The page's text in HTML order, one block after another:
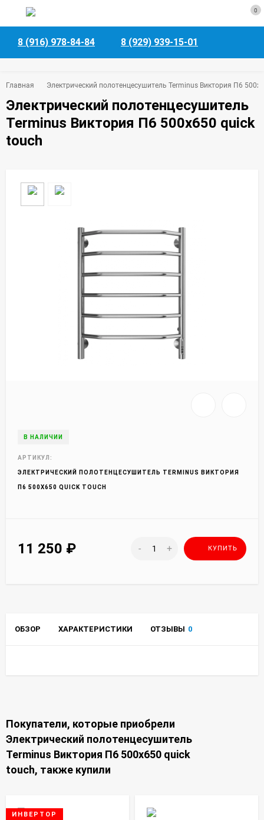
0
8 (916) 978-84-84 8 (929) 939-15-01
Главная Электрический полотенцесушитель Terminus Виктория П6
Электрический полотенцесушитель
Terminus Виктория П6 500х650 quick
touch
В НАЛИЧИИ
АРТИКУЛ:
ЭЛЕКТРИЧЕСКИЙ ПОЛОТЕНЦЕСУШИТЕЛЬ TERMINUS ВИКТОРИЯ
П6 500Х650 QUICK TOUCH
11 250 ₽ - + КУПИТЬ
ОБЗОР ХАРАКТЕРИСТИКИ ОТЗЫВЫ 0
Покупатели, которые приобрели
Электрический полотенцесушитель
Terminus Виктория П6 500х650 quick
touch, также купили
ИНВЕРТОР